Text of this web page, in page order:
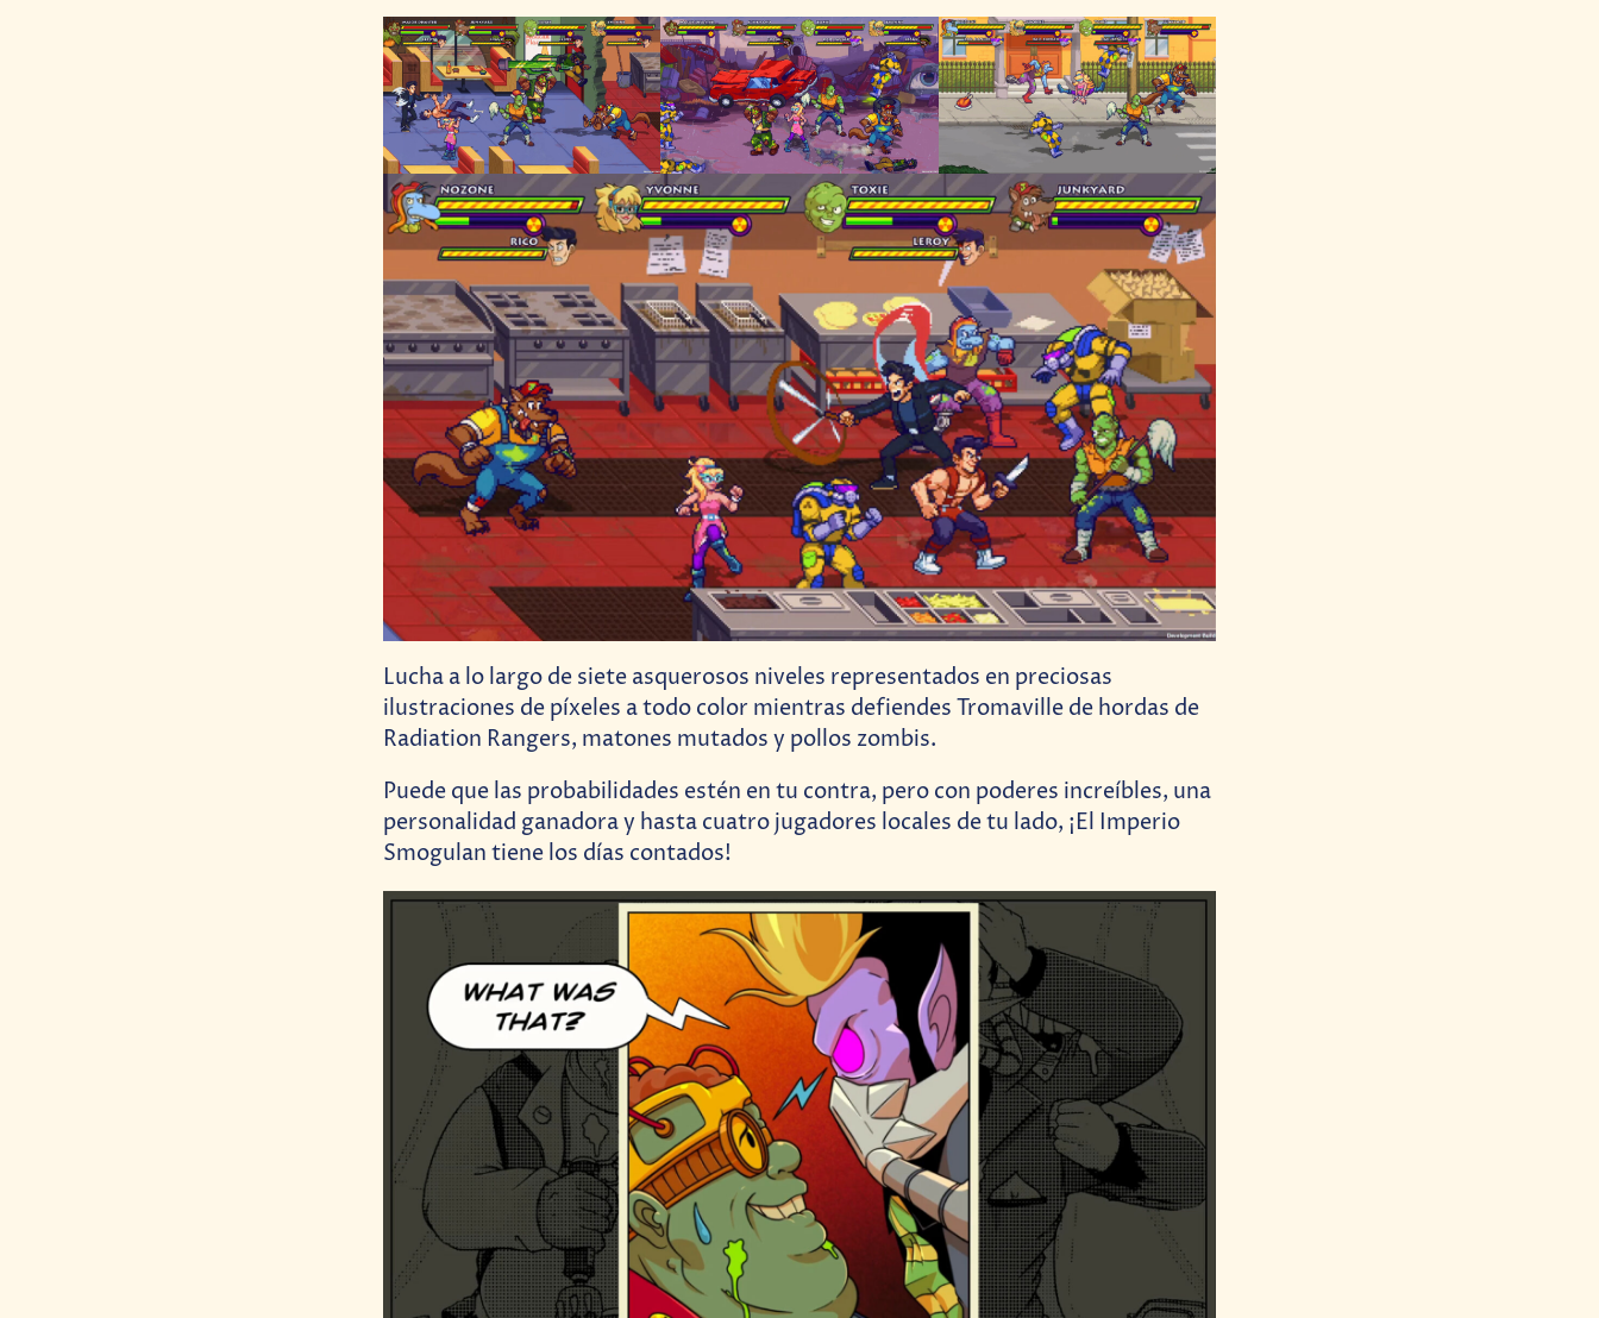
Lucha a lo largo de siete asquerosos niveles representados en preciosas
ilustraciones de píxeles a todo color mientras defiendes Tromaville de hordas de
Radiation Rangers, matones mutados y pollos zombis.
Puede que las probabilidades estén en tu contra, pero con poderes increíbles, una
personalidad ganadora y hasta cuatro jugadores locales de tu lado, ¡El Imperio
Smogulan tiene los días contados!